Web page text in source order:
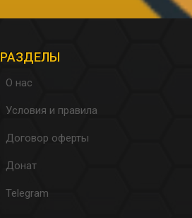
РАЗДЕЛЫ
О нас
Условия и правила
Договор оферты
Донат
Telegram